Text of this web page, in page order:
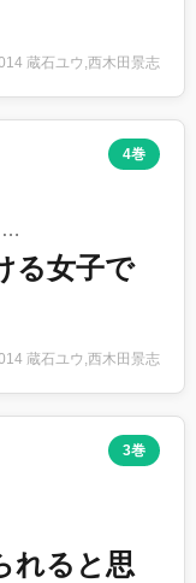
蔵石ユウ,西木田景志
4巻
る女子で
蔵石ユウ,西木田景志
3巻
れると思